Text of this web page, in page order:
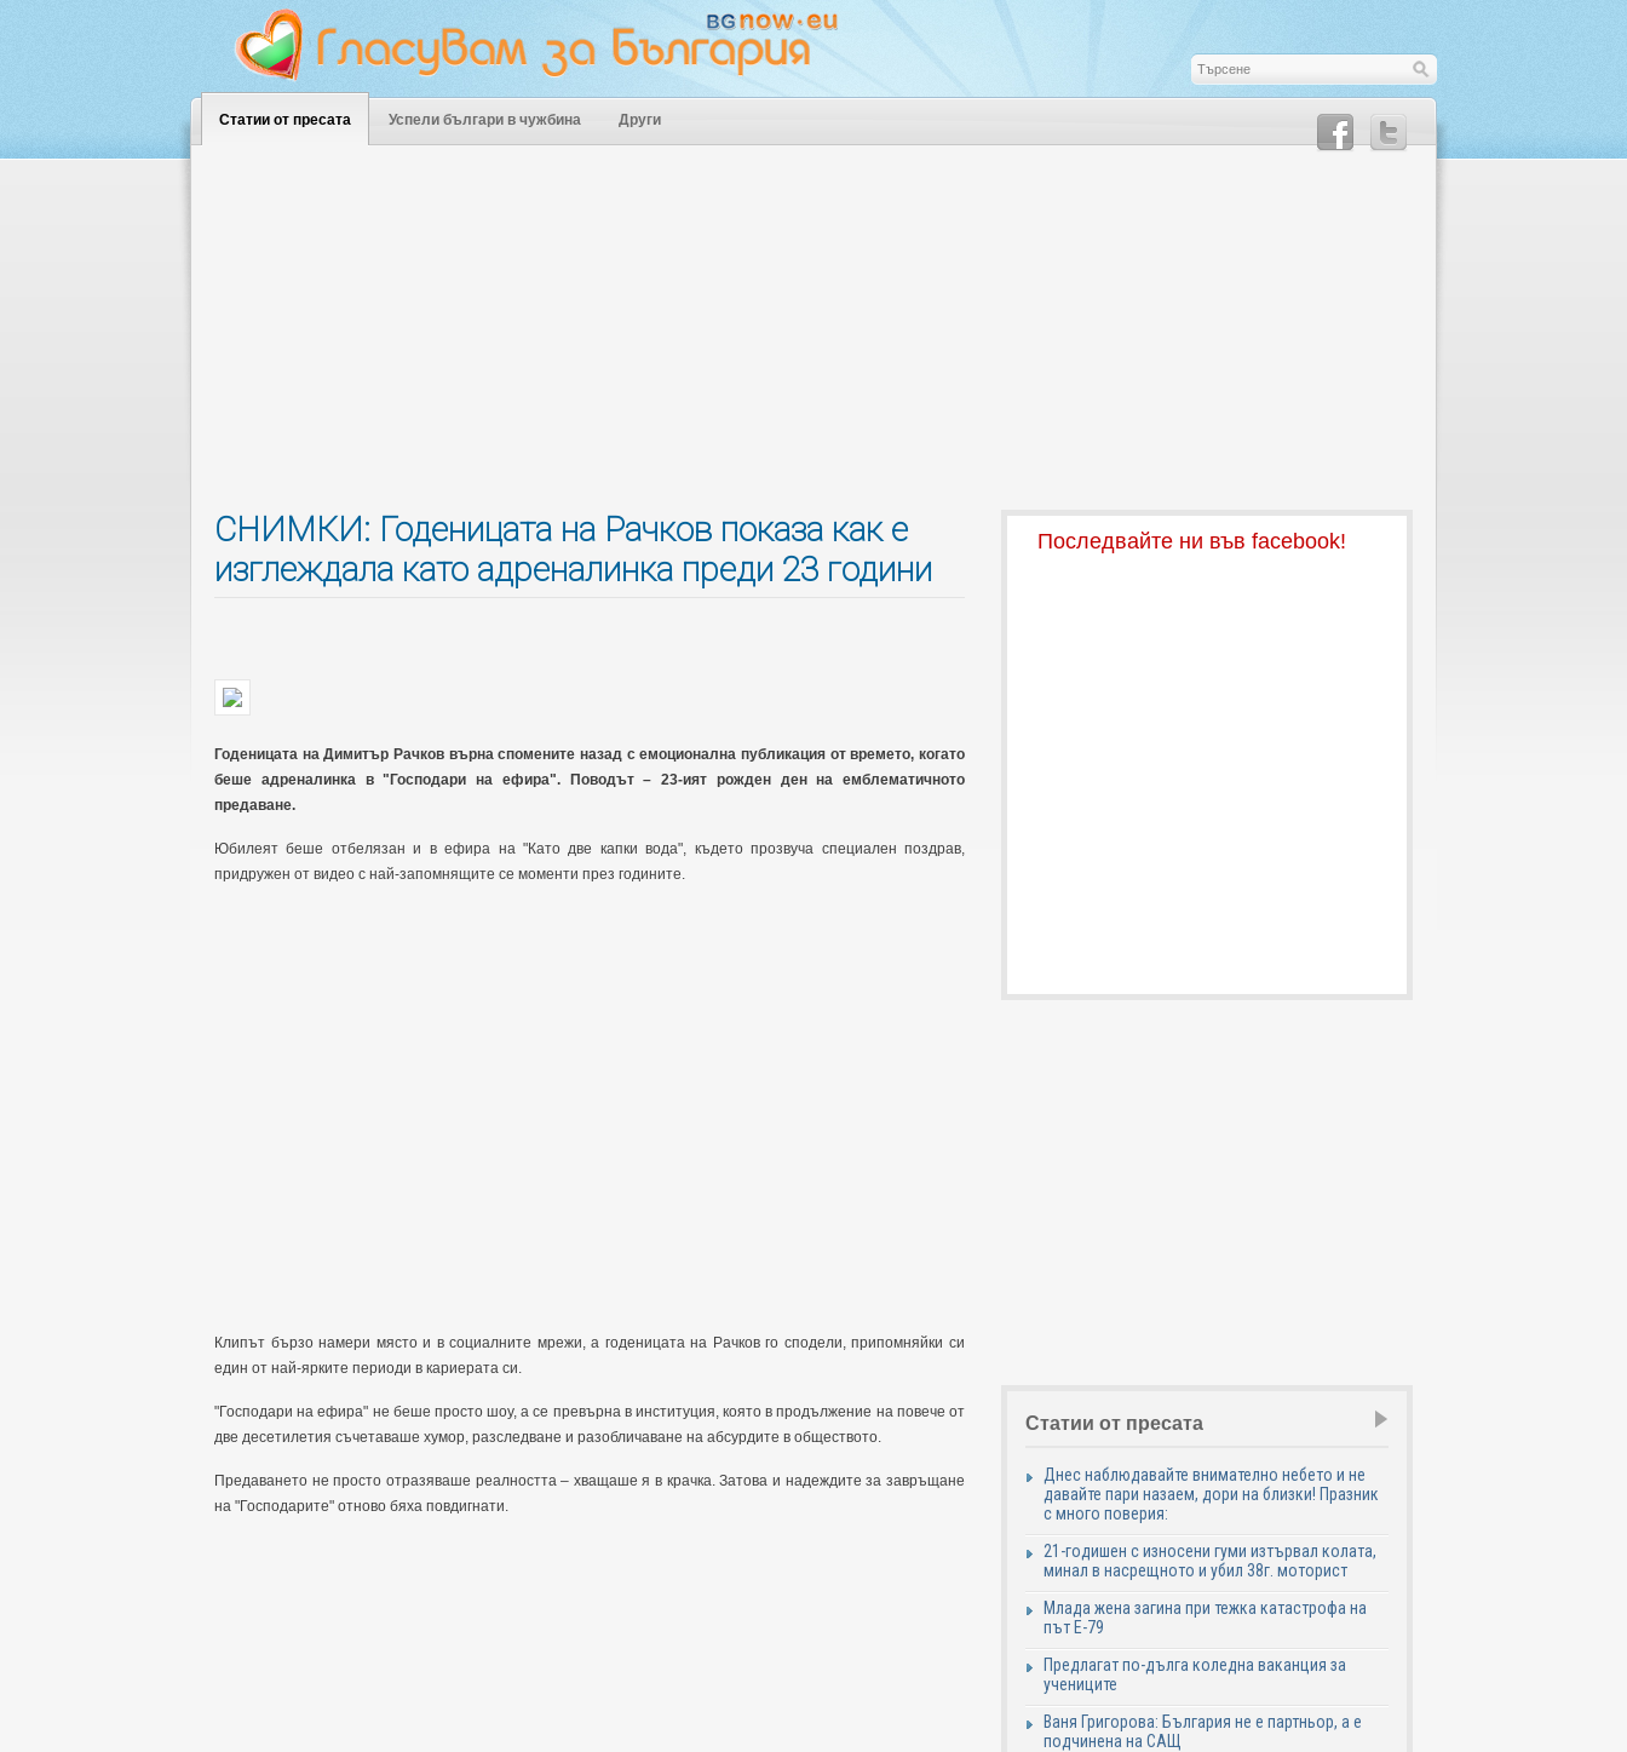
Статии от пресата Успели българи в чужбина Други
СНИМКИ: Годеницата на Рачков показа как е
изглеждала като адреналинка преди 23 години
Годеницата на Димитър Рачков върна спомените назад с емоционална публикация от времето, когато
беше адреналинка в "Господари на ефира". Поводът – 23-ият рожден ден на емблематичното
предаване.
Юбилеят беше отбелязан и в ефира на "Като две капки вода", където прозвуча специален поздрав,
придружен от видео с най-запомнящите се моменти през годините.
Клипът бързо намери място и в социалните мрежи, а годеницата на Рачков го сподели, припомняйки си
един от най-ярките периоди в кариерата си.
"Господари на ефира" не беше просто шоу, а се превърна в институция, която в продължение на повече от
две десетилетия съчетаваше хумор, разследване и разобличаване на абсурдите в обществото.
Предаването не просто отразяваше реалността – хващаше я в крачка. Затова и надеждите за завръщане
на "Господарите" отново бяха повдигнати.
Последвайте ни във facebook!
Статии от пресата
Днес наблюдавайте внимателно небето и не
давайте пари назаем, дори на близки! Празник
с много поверия:
21-годишен с износени гуми изтървал колата,
минал в насрещното и убил 38г. моторист
Млада жена загина при тежка катастрофа на
път Е-79
Предлагат по-дълга коледна ваканция за
учениците
Ваня Григорова: България не е партньор, а е
подчинена на САЩ